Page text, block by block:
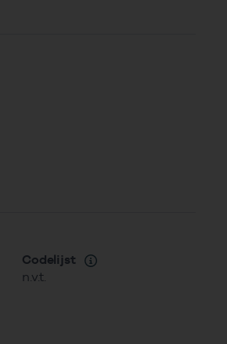
Codelijst
n.v.t.